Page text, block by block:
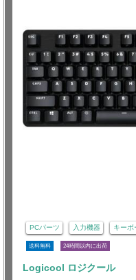
PCパーツ 入力機器 キーボ
送料無料 24時間以内に出荷
Logicool ロジクール